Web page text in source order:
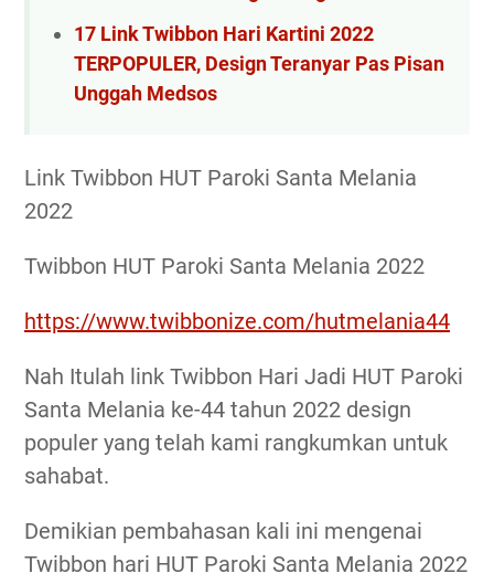
17 Link Twibbon Hari Kartini 2022
TERPOPULER, Design Teranyar Pas Pisan
Unggah Medsos
Link Twibbon HUT Paroki Santa Melania
2022
Twibbon HUT Paroki Santa Melania 2022
https://www.twibbonize.com/hutmelania44
Nah Itulah link Twibbon Hari Jadi HUT Paroki
Santa Melania ke-44 tahun 2022 design
populer yang telah kami rangkumkan untuk
sahabat.
Demikian pembahasan kali ini mengenai
Twibbon hari HUT Paroki Santa Melania 2022